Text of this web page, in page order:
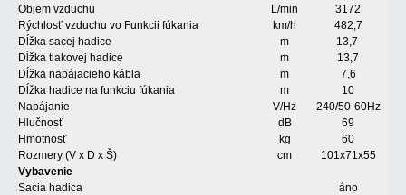
Objem vzduchu
L/min
3172
Rýchlosť vzduchu vo Funkcii fúkania
km/h
482,7
Dĺžka sacej hadice
m
13,7
Dĺžka tlakovej hadice
m
13,7
Dĺžka napájacieho kábla
m
7,6
Dĺžka hadice na funkciu fúkania
m
10
Napájanie
V/Hz
240/50-60Hz
Hlučnosť
dB
69
Hmotnosť
kg
60
Rozmery (V x D x Š)
cm
101x71x55
Vybavenie
Sacia hadica
áno